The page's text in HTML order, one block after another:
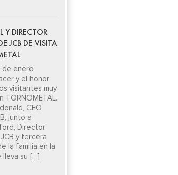
Y DIRECTOR
JCB DE VISITA
de enero
y el honor
visitantes muy
TORNOMETAL.
CEO
junto a
Director
y tercera
la familia en la
lleva su […]